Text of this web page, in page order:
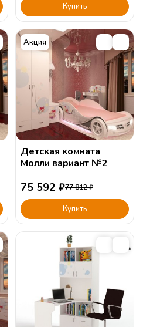
Купить
Акция
Детская комната
Молли вариант №2
75 592 ₽77 812₽
Купить